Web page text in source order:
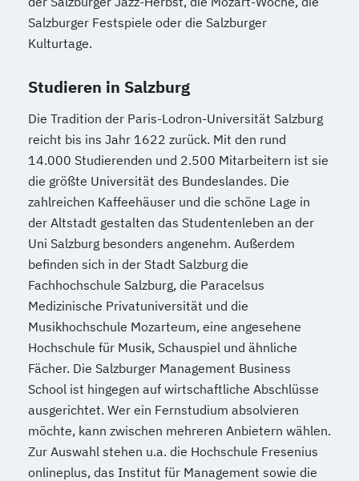
Salzburger Festspiele oder die Salzburger
Kulturtage.
Studieren in Salzburg
Die Tradition der Paris-Lodron-Universität Salzburg
reicht bis ins Jahr 1622 zurück. Mit den rund
14.000 Studierenden und 2.500 Mitarbeitern ist sie
die größte Universität des Bundeslandes. Die
zahlreichen Kaffeehäuser und die schöne Lage in
der Altstadt gestalten das Studentenleben an der
Uni Salzburg besonders angenehm. Außerdem
befinden sich in der Stadt Salzburg die
Fachhochschule Salzburg, die Paracelsus
Medizinische Privatuniversität und die
Musikhochschule Mozarteum, eine angesehene
Hochschule für Musik, Schauspiel und ähnliche
Fächer. Die Salzburger Management Business
School ist hingegen auf wirtschaftliche Abschlüsse
ausgerichtet. Wer ein Fernstudium absolvieren
möchte, kann zwischen mehreren Anbietern wählen.
Zur Auswahl stehen u.a. die Hochschule Fresenius
onlineplus, das Institut für Management sowie die